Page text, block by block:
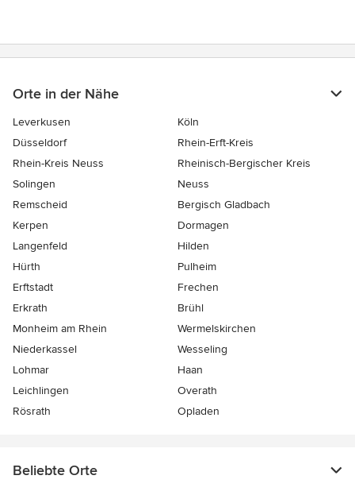
Orte in der Nähe
Leverkusen
Köln
Düsseldorf
Rhein-Erft-Kreis
Rhein-Kreis Neuss
Rheinisch-Bergischer Kreis
Solingen
Neuss
Remscheid
Bergisch Gladbach
Kerpen
Dormagen
Langenfeld
Hilden
Hürth
Pulheim
Erftstadt
Frechen
Erkrath
Brühl
Monheim am Rhein
Wermelskirchen
Niederkassel
Wesseling
Lohmar
Haan
Leichlingen
Overath
Rösrath
Opladen
Beliebte Orte